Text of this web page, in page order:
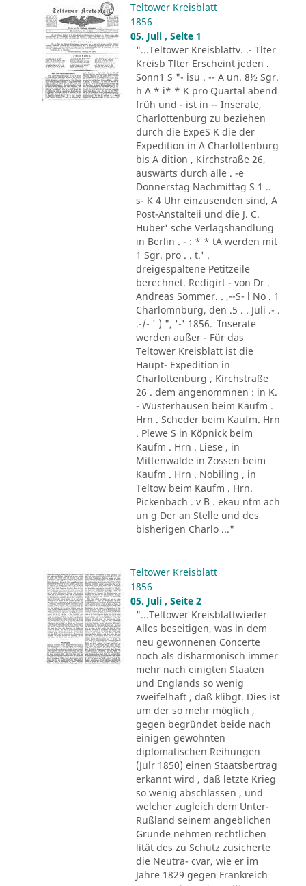
Teltower Kreisblatt
1856
05. Juli , Seite 1
"...Teltower Kreisblattv. .- Tlter
Kreisb Tlter Erscheint jeden .
Sonn1 S "- isu . -- A un. 8½ Sgr.
h A * i* * K pro Quartal abend
früh und - ist in -- Inserate,
Charlottenburg zu beziehen
durch die ExpeS K die der
Expedition in A Charlottenburg
bis A dition , Kirchstraße 26,
auswärts durch alle . -e
Donnerstag Nachmittag S 1 ..
s- K 4 Uhr einzusenden sind, A
Post-Anstalteii und die J. C.
Huber' sche Verlagshandlung
in Berlin . - : * * tA werden mit
1 Sgr. pro . . t.' .
dreigespaltene Petitzeile
berechnet. Redigirt - von Dr .
Andreas Sommer. . ,--S- l No . 1
Charlomnburg, den .5 . . Juli .- .
.-/- ' ) ", '-' 1856. ´ Inserate
werden außer - Für das
Teltower Kreisblatt ist die
Haupt- Expedition in
Charlottenburg , Kirchstraße
26 . dem angenommnen : in K.
- Wusterhausen beim Kaufm .
Hrn . Scheder beim Kaufm. Hrn
. Plewe S in Köpnick beim
Kaufm . Hrn . Liese , in
Mittenwalde in Zossen beim
Kaufm . Hrn . Nobiling , in
Teltow beim Kaufm . Hrn.
Pickenbach . v B . ekau ntm ach
un g Der an Stelle und des
bisherigen Charlo ..."
Teltower Kreisblatt
1856
05. Juli , Seite 2
"...Teltower Kreisblattwieder
Alles beseitigen, was in dem
neu gewonnenen Concerte
noch als disharmonisch immer
mehr nach einigten Staaten
und Englands so wenig
zweifelhaft , daß klibgt. Dies ist
um der so mehr möglich ,
gegen begründet beide nach
einigen gewohnten
diplomatischen Reihungen
(Julr 1850) einen Staatsbertrag
erkannt wird , daß letzte Krieg
so wenig abschlassen , und
welcher zugleich dem Unter-
Rußland seinem angeblichen
Grunde nehmen rechtlichen
lität des zu Schutz zusicherte
die Neutra- cvar, wie er im
Jahre 1829 gegen Frankreich